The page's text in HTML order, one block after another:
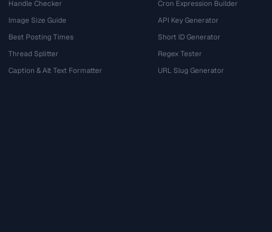
Handle Checker
Image Size Guide
Best Posting Times
Thread Splitter
Caption & Alt Text Formatter
Cron Expression Builder
API Key Generator
Short ID Generator
Regex Tester
URL Slug Generator